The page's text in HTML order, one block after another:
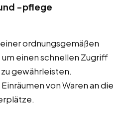
-pflege
ordnungsgemäßen
einen schnellen Zugriff
gewährleisten.
von Waren an die